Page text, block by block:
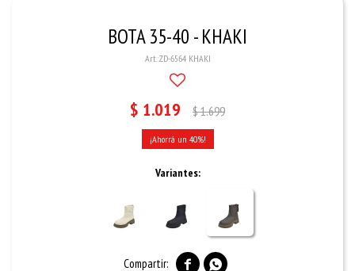
BOTA 35-40 - KHAKI
ZD-6564 KHAKI
$ 1.019 $1.699
40
Variantes:
 